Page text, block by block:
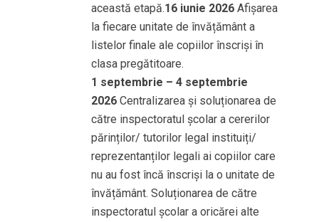
această etapă.16 iunie 2026 Afișarea
la fiecare unitate de învățământ a
listelor finale ale copiilor înscriși în
clasa pregătitoare.
1 septembrie – 4 septembrie
2026 Centralizarea și soluționarea de
către inspectoratul școlar a cererilor
părinților/ tutorilor legal instituiți/
reprezentanților legali ai copiilor care
nu au fost încă înscriși la o unitate de
învățământ. Soluționarea de către
inspectoratul școlar a oricărei alte